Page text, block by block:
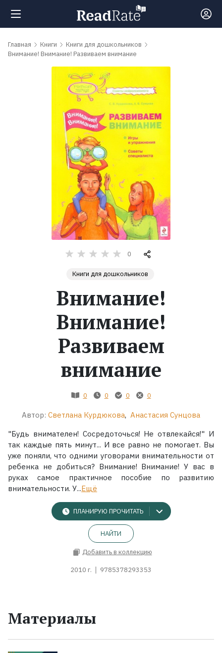
Поиск
обсуждаемые
Экранизации
Коллекции
Главная Книги
Книги для дошкольников
Внимание! Внимание! Развиваем внимание
0
Книги для дошкольников
Внимание!
Внимание!
Развиваем
внимание
0 0 0 0
Автор: Светлана Курдюкова, Анастасия Сунцова
"Будь внимателен! Сосредоточься! Не отвлекайся!" И
так каждые пять минут... И все равно не помогает. Вы
уже поняли, что одними уговорами внимательности от
ребенка не добиться? Внимание! Внимание! У вас в
руках самое практичное пособие по развитию
внимательности. У...Ещё
ПЛАНИРУЮ ПРОЧИТАТЬ
НАЙТИ
Добавить в коллекцию
2010 г. 9785378293353
Материалы